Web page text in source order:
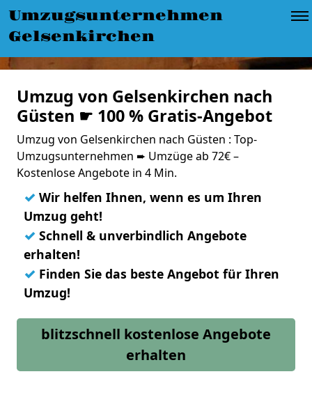
Umzugsunternehmen
Gelsenkirchen
Umzug von Gelsenkirchen nach
Güsten ☛ 100 % Gratis-Angebot
Umzug von Gelsenkirchen nach Güsten : Top-
Umzugsunternehmen ➨ Umzüge ab 72€ –
Kostenlose Angebote in 4 Min.
✓ Wir helfen Ihnen, wenn es um Ihren
Umzug geht!
✓ Schnell & unverbindlich Angebote
erhalten!
✓ Finden Sie das beste Angebot für Ihren
Umzug!
blitzschnell kostenlose Angebote
erhalten